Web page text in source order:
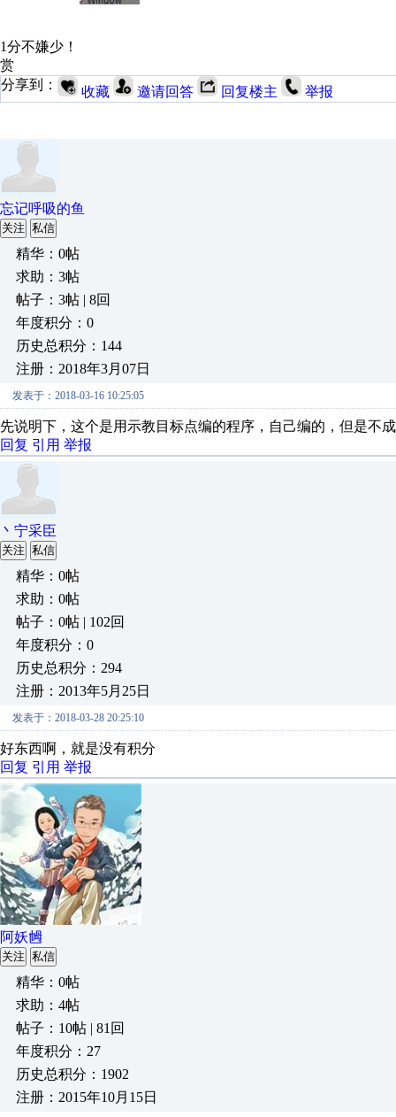
1分不嫌少！
赏
分享到：
收藏 邀请回答 回复楼主 举报
忘记呼吸的鱼
关注 私信
精华：0帖
求助：3帖
帖子：3帖 | 8回
年度积分：0
历史总积分：144
注册：2018年3月07日
发表于：2018-03-16 10:25:05
先说明下，这个是用示教目标点编的程序，自己编的，但是不
回复 引用 举报
丶宁采臣
关注 私信
精华：0帖
求助：0帖
帖子：0帖 | 102回
年度积分：0
历史总积分：294
注册：2013年5月25日
发表于：2018-03-28 20:25:10
好东西啊，就是没有积分
回复 引用 举报
阿妖乸
关注 私信
精华：0帖
求助：4帖
帖子：10帖 | 81回
年度积分：27
历史总积分：1902
注册：2015年10月15日